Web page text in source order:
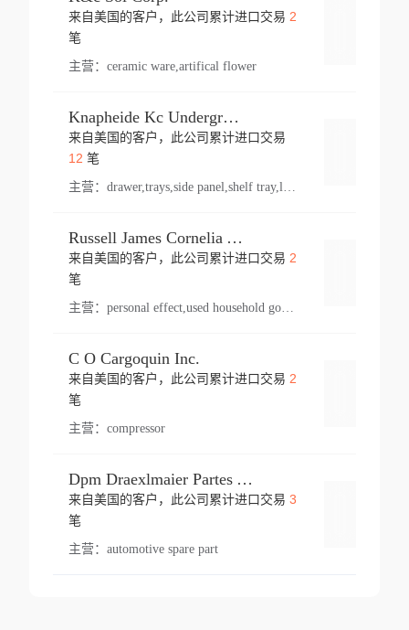
来自美国的客户，此公司累计进口交易 2
笔
主营： ceramic ware,artifical flower
Knapheide Kc Underground
来自美国的客户，此公司累计进口交易
12 笔
主营：
Russell James Cornelia Arlington Va
来自美国的客户，此公司累计进口交易 2
笔
主营： personal effect,used household goods
C O Cargoquin Inc.
来自美国的客户，此公司累计进口交易 2
笔
主营： compressor
Dpm Draexlmaier Partes Automotrices Corr Ind Huejotzingo
来自美国的客户，此公司累计进口交易 3
笔
主营： automotive spare part